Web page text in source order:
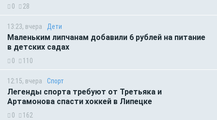
0 28
13:23, вчера Дети
Маленьким липчанам добавили 6 рублей на питание
в детских садах
0 110
12:15, вчера Спорт
Легенды спорта требуют от Третьяка и
Артамонова спасти хоккей в Липецке
0 162